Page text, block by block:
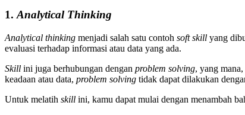
1. Analytical Thinking
Analytical thinking menjadi salah satu contoh soft skill yang
evaluasi terhadap informasi atau data yang ada.
Skill ini juga berhubungan dengan problem solving, yang mana,
keadaan atau data, problem solving tidak dapat dilakukan
Untuk melatih skill ini, kamu dapat mulai dengan menambah